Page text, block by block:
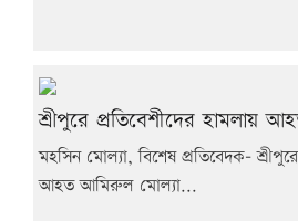
শ্রীপুরে প্রতিবেশীদের হামলায়
মহসিন মোল্যা, বিশেষ প্রতিবেদক-
আহত আমিরুল মোল্যা...